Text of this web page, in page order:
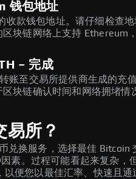
钱包地址
收款钱包地址。请仔细检查
块链网络上支持 Ethereum
– 完成
账至交易所提供商生成的充
块链确认时间和网络拥堵情
易所？
兑换服务，选择最佳 Bitcoin
素。过程可能看起来复杂，
以便您以最佳汇率、快速且